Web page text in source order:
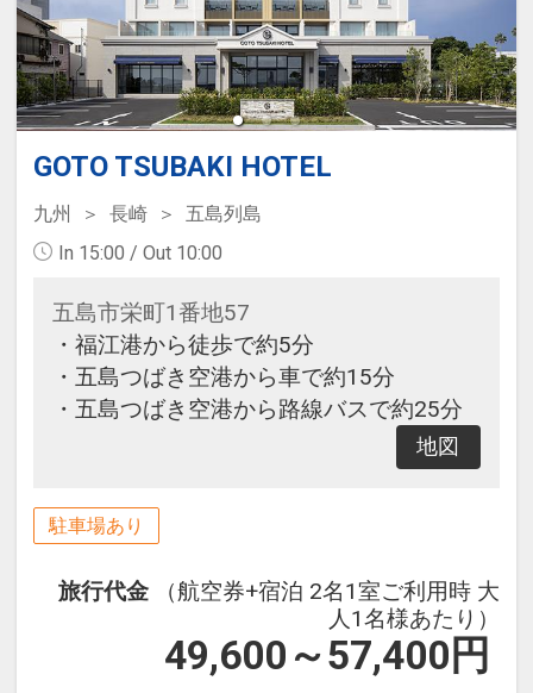
GOTO TSUBAKI HOTEL
九州 長崎
五島列島
In 15:00 / Out 10:00
五島市栄町1番地57
・福江港から徒歩で約5分
・五島つばき空港から車で約15分
・五島つばき空港から路線バスで約25分
地図
駐車場あり
旅行代金
（航空券+宿泊 2名1室ご利用時 大
人1名様あたり）
49,600～57,400 円